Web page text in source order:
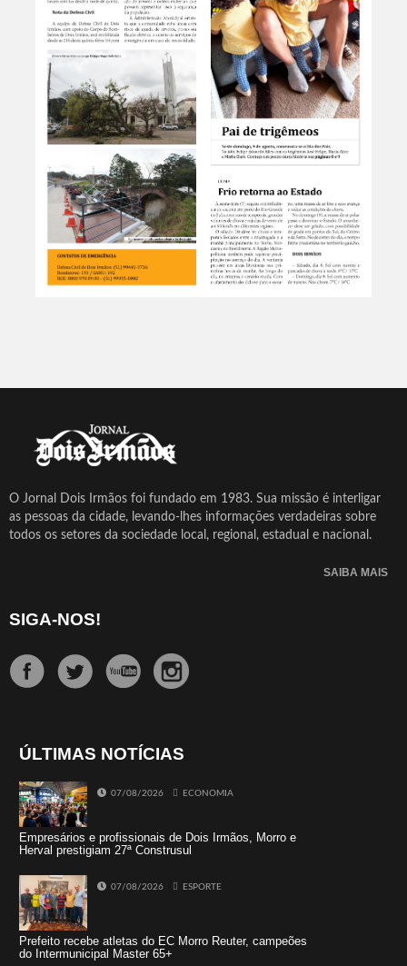
O Jornal Dois Irmãos foi fundado em 1983. Sua missão é interligar
as pessoas da cidade, levando-lhes informações verdadeiras sobre
todos os setores da sociedade local, regional, estadual e nacional.
SAIBA MAIS
SIGA-NOS!
ÚLTIMAS NOTÍCIAS
07/08/2026 ECONOMIA
Empresários e profissionais de Dois Irmãos, Morro e
Herval prestigiam 27ª Construsul
07/08/2026 ESPORTE
Prefeito recebe atletas do EC Morro Reuter, campeões
do Intermunicipal Master 65+